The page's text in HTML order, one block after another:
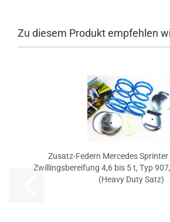
Zu diesem Produkt empfehlen
Zusatz-Federn Mercedes
Zwillingsbereifung 4,6 bis 5 t, Typ
(Heavy Duty Satz)